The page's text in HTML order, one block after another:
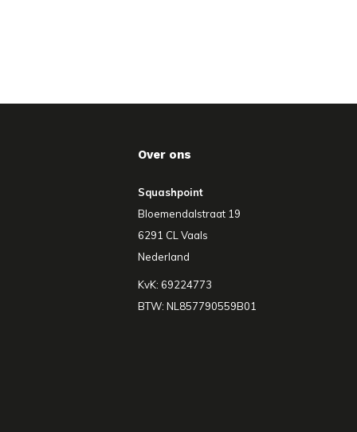
Over ons
Squashpoint
Bloemendalstraat 19
6291 CL Vaals
Nederland
KvK: 69224773
BTW: NL857790559B01